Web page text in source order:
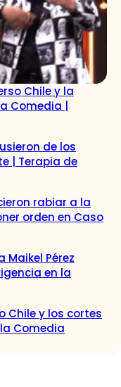
Chile y la
Comedia |
de los
| Terapia de
rabiar a la
orden en Caso
Maikel Pérez
en la
Chile y los cortes
Comedia